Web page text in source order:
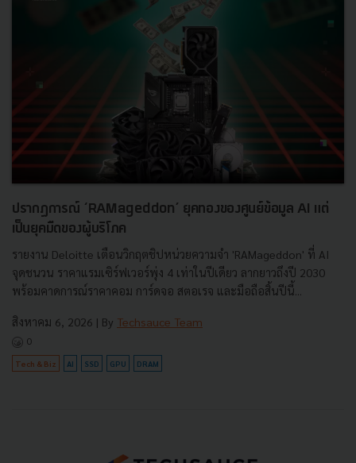
ปรากฏการณ์ ‘RAMageddon’ ยุคทองของศูนย์ข้อมูล AI แต่
เป็นยุคมืดของผู้บริโภค
รายงาน Deloitte เตือนวิกฤตชิปหน่วยความจำ 'RAMageddon' ที่ AI
จุดชนวน ราคาแรมเซิร์ฟเวอร์พุ่ง 4 เท่าในปีเดียว ลากยาวถึงปี 2030
พร้อมคาดการณ์ราคาคอม การ์ดจอ สตอเรจ และมือถือสิ้นปีนี้...
สิงหาคม 6, 2026 | By Techsauce Team
0
Tech & Biz AI SSD GPU DRAM